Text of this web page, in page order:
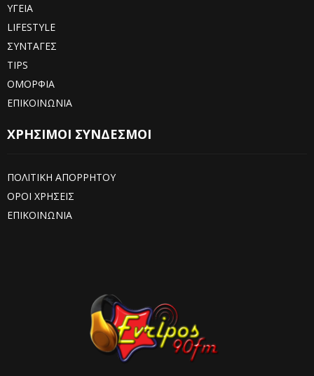
ΥΓΕΙΑ
LIFESTYLE
ΣΥΝΤΑΓΕΣ
TIPS
ΟΜΟΡΦΙΑ
ΕΠΙΚΟΙΝΩΝΙΑ
ΧΡΗΣΙΜΟΙ ΣΥΝΔΕΣΜΟΙ
ΠΟΛΙΤΙΚΗ ΑΠΟΡΡΗΤΟΥ
ΟΡΟΙ ΧΡΗΣΕΙΣ
ΕΠΙΚΟΙΝΩΝΙΑ